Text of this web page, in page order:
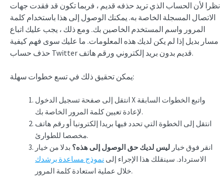
نظرا لأن الحساب الذي تريد حذفه قديم ، فربما تكون قد فقدت جهات
الاتصال المسجلة الخاصة به. يمكنك الوصول إلى هذا باستخدام كلمة
المرور واسم المستخدم الخاصين بك. ومع ذلك ، يجب عليك اتباع
مسار بديل إذا لم يكن لديك هذه المعلومات. ما عليك سوى فهم كيفية
حذف حساب Twitter قديم بدون بريد إلكترونيورقم هاتف.
يمكن تحقيق ذلك في تسع خطوات سهلة:
انتقل إلى صفحة تسجيل الدخول X واتبع الخطوات السابقة
لإعادة تعيين كلمة المرور الخاصة بك.
انتقل إلى الخطوة التي تحدد فيها بريدا إلكترونيا أو رقم هاتف
مخصصا للطوارئ.
انقر فوق خيار ليس لديك حق الوصول إلى هذه؟ بدلا من خيار
الاسترداد. سينقلك هذا الإجراء إلى نموذج مساعدة يرشدك
خلال عملية استعادة كلمة المرور.